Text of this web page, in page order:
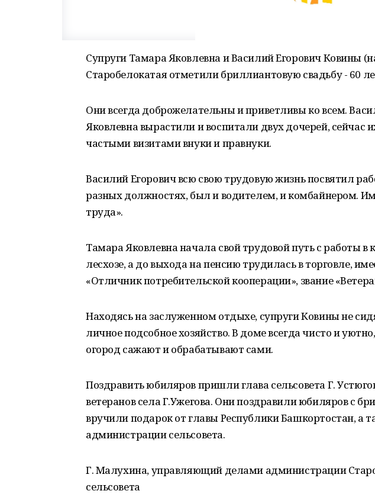
Супруги Тамара Яковлевна и Василий Егорович Ковины
Старобелокатая отметили бриллиантовую свадьбу - 60
Они всегда доброжелательны и приветливы ко всем.
Яковлевна вырастили и воспитали двух дочерей, сейчас
частыми визитами внуки и правнуки.
Василий Егорович всю свою трудовую жизнь посвятил
разных должностях, был и водителем, и комбайнером.
труда».
Тамара Яковлевна начала свой трудовой путь с работы в
лесхозе, а до выхода на пенсию трудилась в торговле,
«Отличник потребительской кооперации», звание
Находясь на заслуженном отдыхе, супруги Ковины не
личное подсобное хозяйство. В доме всегда чисто и
огород сажают и обрабатывают сами.
Поздравить юбиляров пришли глава сельсовета Г.
ветеранов села Г.Ужегова. Они поздравили юбиляров с
вручили подарок от главы Республики Башкортостан, а
администрации сельсовета.
Г. Малухина, управляющий делами администрации
сельсовета